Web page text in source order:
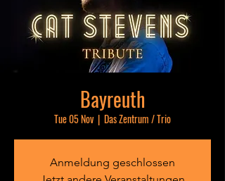
Bayreuth
Tue 05 Nov
  |
Das Zentrum / Trio
Anmeldung geschlossen